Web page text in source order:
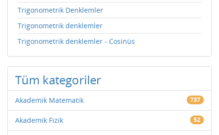
Trigonometrik Denklemler
Trigonometrik denklemler
Trigonometrik denklemler - Cosinüs
Tüm kategoriler
Akademik Matematik 737
Akademik Fizik 52